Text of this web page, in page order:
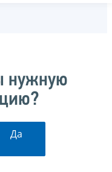
нужную
Да